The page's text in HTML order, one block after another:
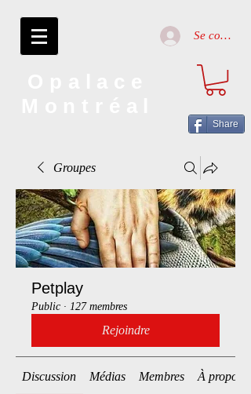
Se connecter
Share
Groupes
Petplay
Public · 127 membres
Rejoindre
Discussion Médias Membres À propos